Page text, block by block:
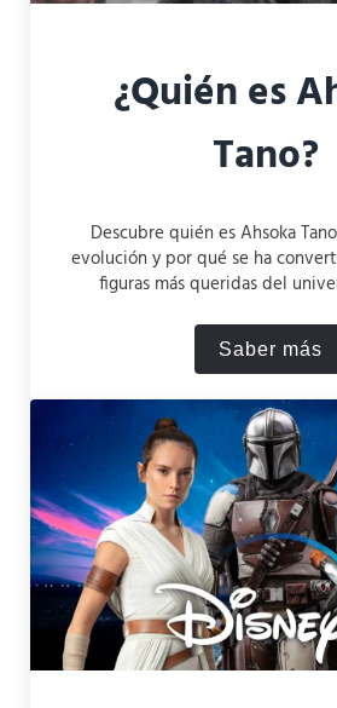
¿Quién es
Tano?
Descubre quién es Ahsoka
evolución y por qué se ha
figuras más queridas del
Saber más